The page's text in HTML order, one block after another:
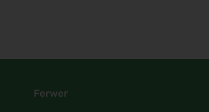
Ferwer